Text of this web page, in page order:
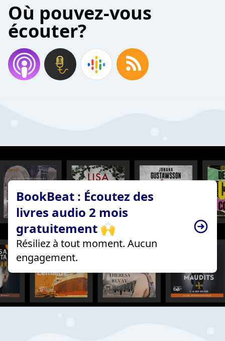
Où pouvez-vous
écouter?
BookBeat : Écoutez des
livres audio 2 mois
gratuitement 🙌
Résiliez à tout moment. Aucun
engagement.